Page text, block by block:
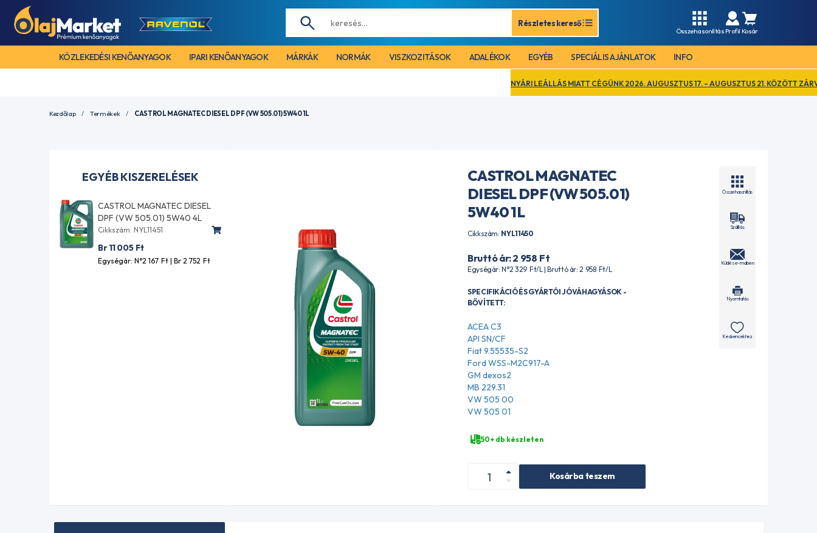
Részletes kereső
Összehasonlítás Profil Kosár
KÖZLEKEDÉSI KENŐANYAGOK IPARI KENŐANYAGOK MÁRKÁK NORMÁK VISZKOZITÁSOK ADALÉKOK EGYÉB SPECIÁLIS AJÁNLATOK INFO
NYÁRI LEÁLLÁS MIATT CÉGÜNK 2026. AUGUSZTUS 17. – AUGUSZTUS 21. KÖZÖTT ZÁRVA TART. EZ
Kezdőlap Termékek CASTROL MAGNATEC DIESEL DPF (VW 505.01) 5W40 1L
EGYÉB KISZERELÉSEK
CASTROL MAGNATEC DIESEL
DPF (VW 505.01) 5W40 4L
Cikkszám: NYL11451
Br 11 005 Ft
Egységár: N°2 167 Ft | Br 2 752 Ft
CASTROL MAGNATEC
DIESEL DPF (VW 505.01)
5W40 1L
Cikkszám: NYL11450
Bruttó ár: 2 958 Ft
Egységár: N°2 329 Ft/L | Bruttó ár: 2 958 Ft/L
SPECIFIKÁCIÓ ÉS GYÁRTÓI JÓVÁHAGYÁSOK -
BŐVÍTETT:
ACEA C3
API SN/CF
Fiat 9.55535-S2
Ford WSS-M2C917-A
GM dexos2
MB 229.31
VW 505 00
VW 505 01
50+ db készleten
Kosárba teszem
Összehasonlítás
Szállítás
Küldés e-mailben
Nyomtatás
Kedvencekhez